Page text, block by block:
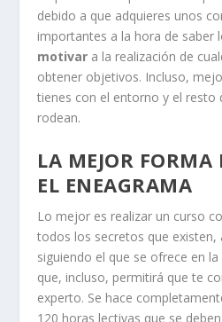
debido a que adquieres unos
importantes a la hora de saber
motivar a la realización de
obtener objetivos. Incluso,
tienes con el entorno y el resto
rodean.
LA MEJOR FORMA
EL ENEAGRAMA
Lo mejor es realizar un curso
todos los secretos que existen,
siguiendo el que se ofrece en la
que, incluso, permitirá que te
experto. Se hace
120 horas lectivas que se